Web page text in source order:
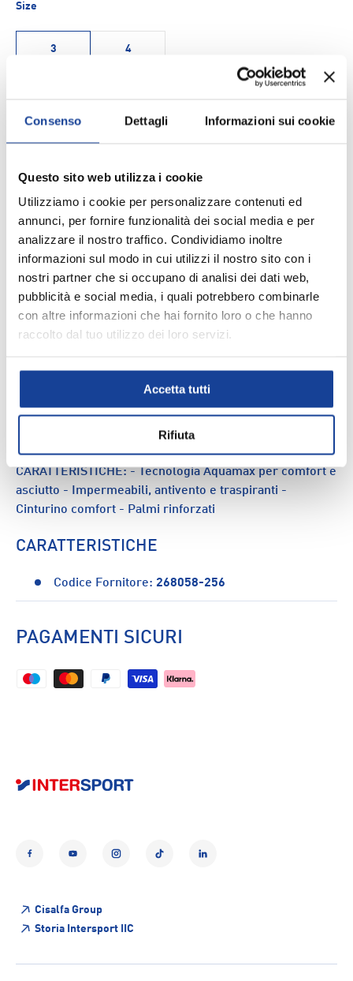
Consenso Dettagli Informazioni sui cookie
Questo sito web utilizza i cookie
Utilizziamo i cookie per personalizzare contenuti ed
annunci, per fornire funzionalità dei social media e per
analizzare il nostro traffico. Condividiamo inoltre
informazioni sul modo in cui utilizzi il nostro sito con i
nostri partner che si occupano di analisi dei dati web,
pubblicità e social media, i quali potrebbero combinarle
con altre informazioni che hai fornito loro o che hanno
raccolto dal tuo utilizzo dei loro servizi.
Accetta tutti
Rifiuta
Size
3 4
Spedizione e consegna
DESCRIZIONE
Proteggi le mani dei tuoi piccoli sciatori con le moffole
l'attività fisica, queste moffole sono impermeabili,
antivento e traspiranti. Con palmi rinforzati e cinturino
comfort, offrono protezione e praticità. Perfette per
avvicinare i bambini allo sci in totale sicurezza.
CARATTERISTICHE: - Tecnologia Aquamax per comfort e
asciutto - Impermeabili, antivento e traspiranti -
Cinturino comfort - Palmi rinforzati
CARATTERISTICHE
Codice Fornitore: 268058-256
PAGAMENTI SICURI
YouTubeInstagramTikTok LinkedIn
Cisalfa Group
Storia Intersport IIC